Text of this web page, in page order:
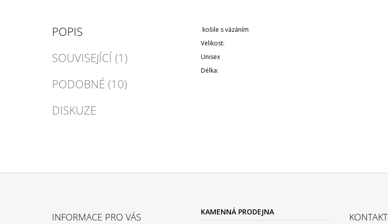
POPIS
SOUVISEJÍCÍ (1)
PODOBNÉ (10)
DISKUZE
košile s vázáním
Velikost:
Unisex
Délka:
INFORMACE PRO VÁS KAMENNÁ PRODEJNA
KONTAKT